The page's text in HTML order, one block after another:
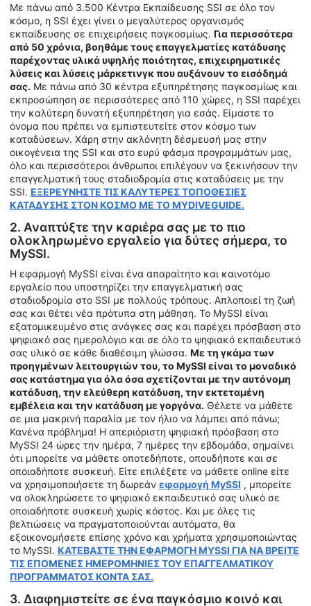
Με πάνω από 3.500 Κέντρα Εκπαίδευσης SSI σε όλο τον
κόσμο, η SSI έχει γίνει ο μεγαλύτερος οργανισμός
εκπαίδευσης σε επιχειρήσεις παγκοσμίως. Για περισσότερα
από 50 χρόνια, βοηθάμε τους επαγγελματίες κατάδυσης
παρέχοντας υλικά υψηλής ποιότητας, επιχειρηματικές
λύσεις και λύσεις μάρκετινγκ που αυξάνουν το εισόδημά
σας. Με πάνω από 30 κέντρα εξυπηρέτησης παγκοσμίως και
εκπροσώπηση σε περισσότερες από 110 χώρες, η SSI παρέχει
την καλύτερη δυνατή εξυπηρέτηση για εσάς. Είμαστε το
όνομα που πρέπει να εμπιστευτείτε στον κόσμο των
καταδύσεων. Χάρη στην ακλόνητη δέσμευσή μας στην
οικογένεια της SSI και στο ευρύ φάσμα προγραμμάτων μας,
όλο και περισσότεροι άνθρωποι επιλέγουν να ξεκινήσουν την
επαγγελματική τους σταδιοδρομία στις καταδύσεις με την
SSI. ΕΞΕΡΕΥΝΗΣΤΕ ΤΙΣ ΚΑΛΥΤΕΡΕΣ ΤΟΠΟΘΕΣΙΕΣ
ΚΑΤΑΔΥΣΗΣ ΣΤΟΝ ΚΟΣΜΟ ΜΕ ΤΟ MYDIVEGUIDE.
2. Αναπτύξτε την καριέρα σας με το πιο
ολοκληρωμένο εργαλείο για δύτες σήμερα, το
MySSI.
Η εφαρμογή MySSI είναι ένα απαραίτητο και καινοτόμο
εργαλείο που υποστηρίζει την επαγγελματική σας
σταδιοδρομία στο SSI με πολλούς τρόπους. Απλοποιεί τη ζωή
σας και θέτει νέα πρότυπα στη μάθηση. Το MySSI είναι
εξατομικευμένο στις ανάγκες σας και παρέχει πρόσβαση στο
ψηφιακό σας ημερολόγιο και σε όλο το ψηφιακό εκπαιδευτικό
σας υλικό σε κάθε διαθέσιμη γλώσσα. Με τη γκάμα των
προηγμένων λειτουργιών του, το MySSI είναι το μοναδικό
σας κατάστημα για όλα όσα σχετίζονται με την αυτόνομη
κατάδυση, την ελεύθερη κατάδυση, την εκτεταμένη
εμβέλεια και την κατάδυση με γοργόνα. Θέλετε να μάθετε
σε μια μακρινή παραλία με τον ήλιο να λάμπει από πάνω;
Κανένα πρόβλημα! Η απεριόριστη ψηφιακή πρόσβαση στο
MySSI 24 ώρες την ημέρα, 7 ημέρες την εβδομάδα, σημαίνει
ότι μπορείτε να μάθετε οποτεδήποτε, οπουδήποτε και σε
οποιαδήποτε συσκευή. Είτε επιλέξετε να μάθετε online είτε
να χρησιμοποιήσετε τη δωρεάν εφαρμογή MySSI , μπορείτε
να ολοκληρώσετε το ψηφιακό εκπαιδευτικό σας υλικό σε
οποιαδήποτε συσκευή χωρίς κόστος. Και με όλες τις
βελτιώσεις να πραγματοποιούνται αυτόματα, θα
εξοικονομήσετε επίσης χρόνο και χρήματα χρησιμοποιώντας
το MySSI. ΚΑΤΕΒΑΣΤΕ ΤΗΝ ΕΦΑΡΜΟΓΗ MYSSI ΓΙΑ ΝΑ ΒΡΕΙΤΕ
ΤΙΣ ΕΠΟΜΕΝΕΣ ΗΜΕΡΟΜΗΝΙΕΣ ΤΟΥ ΕΠΑΓΓΕΛΜΑΤΙΚΟΥ
ΠΡΟΓΡΑΜΜΑΤΟΣ ΚΟΝΤΑ ΣΑΣ.
3. Διαφημιστείτε σε ένα παγκόσμιο κοινό και